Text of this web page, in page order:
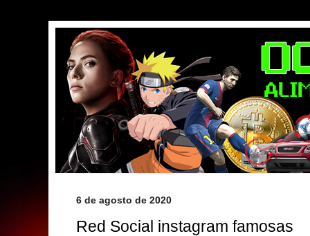
6 de agosto de 2020
Red Social instagram famosas